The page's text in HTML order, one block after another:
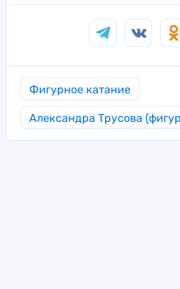
Фигурное катание
Александра Трусова